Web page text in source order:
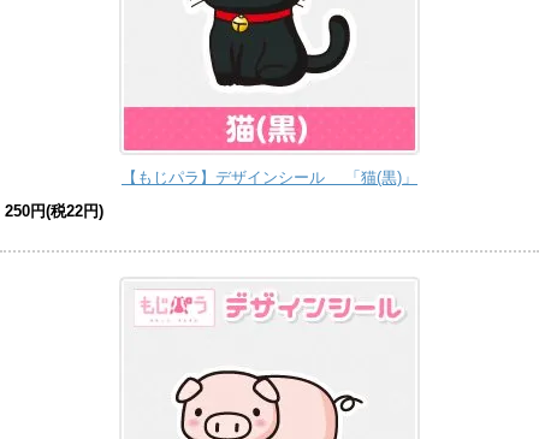
【もじパラ】デザインシール 「猫(黒)」
250円(税22円)